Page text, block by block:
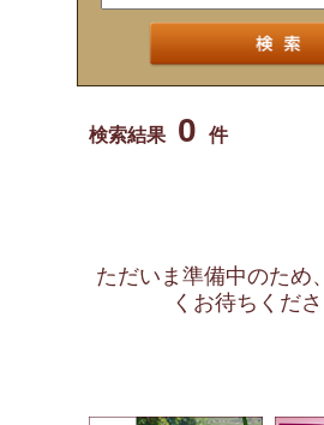
検索結果 0 件
ただいま準備中のため
くお待ちくださ